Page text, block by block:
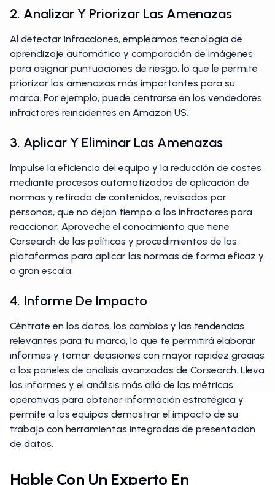
2. Analizar Y Priorizar Las Amenazas
Al detectar infracciones, empleamos tecnología de
aprendizaje automático y comparación de imágenes
para asignar puntuaciones de riesgo, lo que le permite
priorizar las amenazas más importantes para su
marca. Por ejemplo, puede centrarse en los vendedores
infractores reincidentes en Amazon US.
3. Aplicar Y Eliminar Las Amenazas
Impulse la eficiencia del equipo y la reducción de costes
mediante procesos automatizados de aplicación de
normas y retirada de contenidos, revisados por
personas, que no dejan tiempo a los infractores para
reaccionar. Aproveche el conocimiento que tiene
Corsearch de las políticas y procedimientos de las
plataformas para aplicar las normas de forma eficaz y
a gran escala.
4. Informe De Impacto
Céntrate en los datos, los cambios y las tendencias
relevantes para tu marca, lo que te permitirá elaborar
informes y tomar decisiones con mayor rapidez gracias
a los paneles de análisis avanzados de Corsearch. Lleva
los informes y el análisis más allá de las métricas
operativas para obtener información estratégica y
permite a los equipos demostrar el impacto de su
trabajo con herramientas integradas de presentación
de datos.
Hable Con Un Experto En